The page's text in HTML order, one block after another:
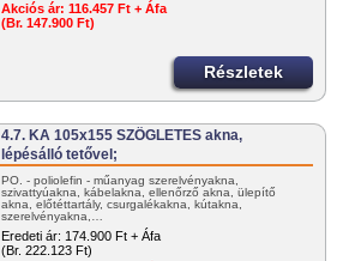
Akciós ár: 116.457 Ft + Áfa
(Br. 147.900 Ft)
Részletek
4.7. KA 105x155 SZÖGLETES akna,
lépésálló tetővel;
PO. - poliolefin - műanyag szerelvényakna,
szivattyúakna, kábelakna, ellenőrző akna, ülepítő
akna, előtéttartály, csurgalékakna, kútakna,
szerelvényakna,…
Eredeti ár: 174.900 Ft + Áfa
(Br. 222.123 Ft)